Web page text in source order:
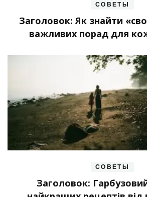
СОВЕТЫ
Заголовок: Як знайти
важливих порад для
СОВЕТЫ
Заголовок: